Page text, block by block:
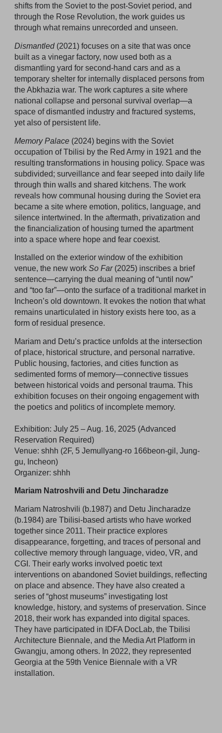
shifts from the Soviet to the post-Soviet period, and
through the Rose Revolution, the work guides us
through what remains unrecorded and unseen.
Dismantled(2021) focuses on a site that was once
built as a vinegar factory, now used both as a
dismantling yard for second-hand cars and as a
temporary shelter for internally displaced persons from
the Abkhazia war. The work captures a site where
national collapse and personal survival overlap—a
space of dismantled industry and fractured systems,
yet also of persistent life.
Memory Palace (2024) begins with the Soviet
occupation of Tbilisi by the Red Army in 1921 and the
resulting transformations in housing policy. Space was
subdivided; surveillance and fear seeped into daily life
through thin walls and shared kitchens. The work
reveals how communal housing during the Soviet era
became a site where emotion, politics, language, and
silence intertwined. In the aftermath, privatization and
the financialization of housing turned the apartment
into a space where hope and fear coexist.
Installed on the exterior window of the exhibition
venue, the new workSo Far(2025) inscribes a brief
sentence—carrying the dual meaning of “until now”
and “too far”—onto the surface of a traditional market in
Incheon’s old downtown. It evokes the notion that what
remains unarticulated in history exists here too, as a
form of residual presence.
Mariam and Detu’s practice unfolds at the intersection
of place, historical structure, and personal narrative.
Public housing, factories, and cities function as
sedimented forms of memory—connective tissues
between historical voids and personal trauma. This
exhibition focuses on their ongoing engagement with
the poetics and politics of incomplete memory.
Exhibition: July 25 – Aug. 16, 2025 (Advanced
Reservation Required)
Venue: shhh (2F, 5 Jemullyang-ro 166beon-gil, Jung-
gu, Incheon)
Organizer: shhh
Mariam Natroshvili and Detu Jincharadze
Mariam Natroshvili (b.1987) and Detu Jincharadze
(b.1984) are Tbilisi-based artists who have worked
together since 2011. Their practice explores
disappearance, forgetting, and traces of personal and
collective memory through language, video, VR, and
CGI. Their early works involved poetic text
interventions on abandoned Soviet buildings, reflecting
on place and absence. They have also created a
series of “ghost museums” investigating lost
knowledge, history, and systems of preservation. Since
2018, their work has expanded into digital spaces.
They have participated in IDFA DocLab, the Tbilisi
Architecture Biennale, and the Media Art Platform in
Gwangju, among others. In 2022, they represented
Georgia at the 59th Venice Biennale with a VR
installation.